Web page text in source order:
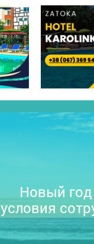
Новый
условия